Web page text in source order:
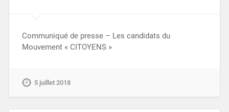
Communiqué de presse – Les candidats du
Mouvement « CITOYENS »
5 juillet 2018